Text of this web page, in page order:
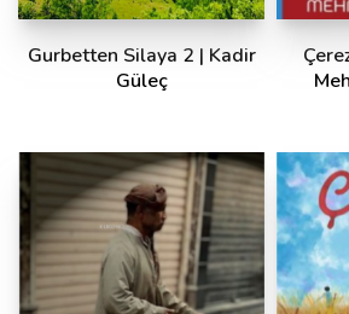
Gurbetten Silaya 2 | Kadir
Güleç